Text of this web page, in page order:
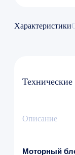
Характеристики
Технические
Описание
Моторный